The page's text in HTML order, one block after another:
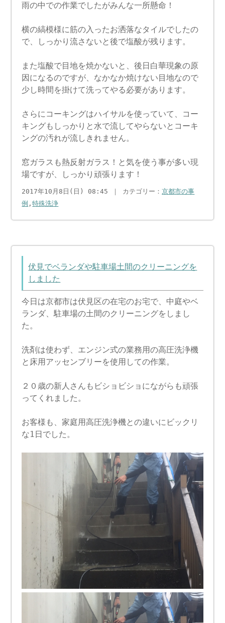
雨の中での作業でしたがみんな一所懸命！
横の縞模様に筋の入ったお洒落なタイルでしたの
で、しっかり流さないと後で塩酸が残ります。
また塩酸で目地を焼かないと、後日白華現象の原
因になるのですが、なかなか焼けない目地なので
少し時間を掛けて洗ってやる必要があります。
さらにコーキングはハイサルを使っていて、コー
キングもしっかりと水で流してやらないとコーキ
ングの汚れが流しきれません。
窓ガラスも熱反射ガラス！と気を使う事が多い現
場ですが、しっかり頑張ります！
2017年10月8日(日) 08:45 ｜ カテゴリー：京都市の事
例 ,特殊洗浄
伏見でベランダや駐車場土間のクリーニングを
しました
今日は京都市は伏見区の在宅のお宅で、中庭やベ
ランダ、駐車場の土間のクリーニングをしまし
た。
洗剤は使わず、エンジン式の業務用の高圧洗浄機
と床用アッセンブリーを使用しての作業。
２０歳の新人さんもビショビショにながらも頑張
ってくれました。
お客様も、家庭用高圧洗浄機との違いにビックリ
な1日でした。